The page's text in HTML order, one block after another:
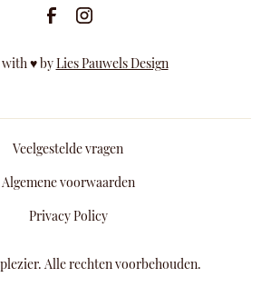
with ♥ by Lies Pauwels Design
Alle rechten voorbehouden.
Veelgestelde vragen
Algemene voorwaarden
Privacy Policy